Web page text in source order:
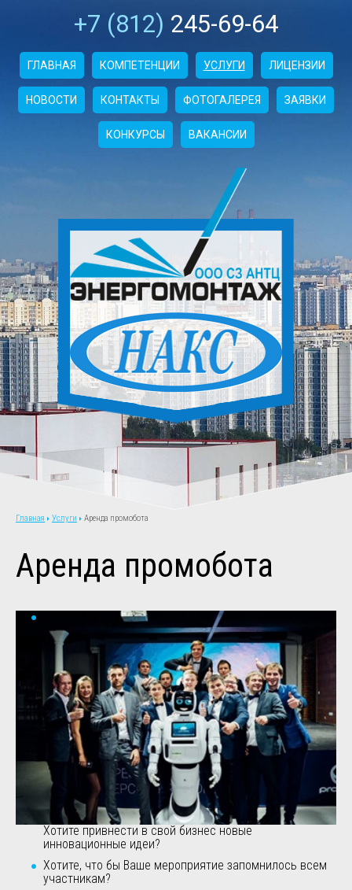
+7 (812) 245-69-64
ГЛАВНАЯ КОМПЕТЕНЦИИ УСЛУГИ ЛИЦЕНЗИИ
НОВОСТИ КОНТАКТЫ ФОТОГАЛЕРЕЯ ЗАЯВКИ
КОНКУРСЫ ВАКАНСИИ
Главная Услуги Аренда промобота
Аренда промобота
Хотите привнести в свой бизнес новые
инновационные идеи?
Хотите, что бы Ваше мероприятие запомнилось всем
участникам?